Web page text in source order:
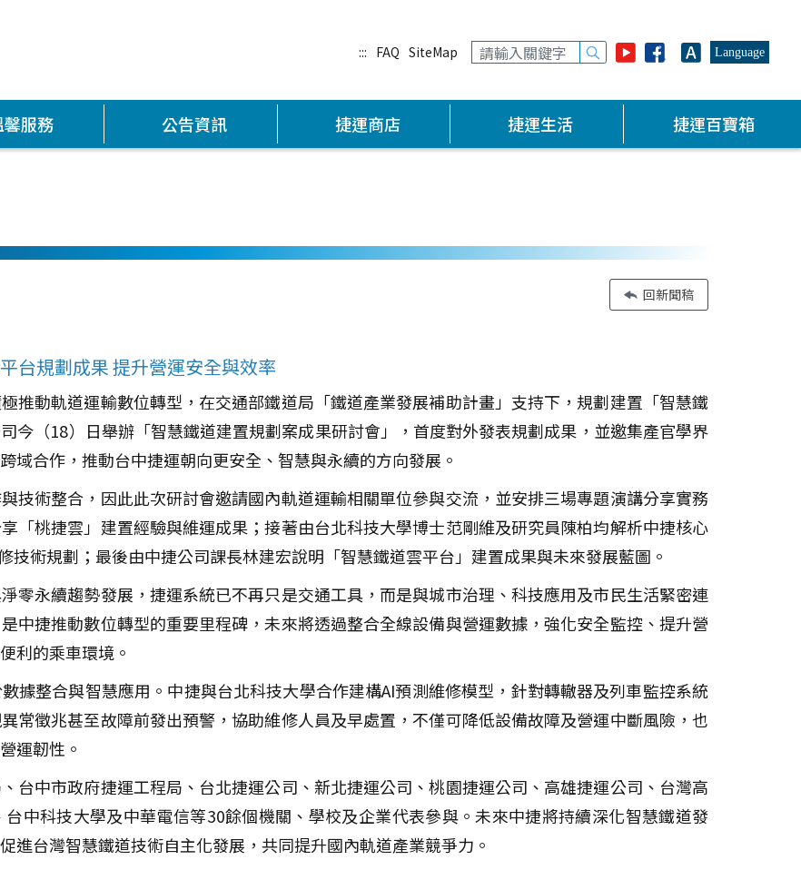
::: FAQ SiteMap Language
馨服務 公告資訊 捷運商店 捷運生活 捷運百寶箱
回新聞稿
台規劃成果 提升營運安全與效率
推動軌道運輸數位轉型，在交通部鐵道局「鐵道產業發展補助計畫」支持下，規劃建置「智慧鐵
今（18）日舉辦「智慧鐵道建置規劃案成果研討會」，首度對外發表規劃成果，並邀集產官學界
域合作，推動台中捷運朝向更安全、智慧與永續的方向發展。
技術整合，因此此次研討會邀請國內軌道運輸相關單位參與交流，並安排三場專題演講分享實務
「桃捷雲」建置經驗與維運成果；接著由台北科技大學博士范剛維及研究員陳柏均解析中捷核心
技術規劃；最後由中捷公司課長林建宏說明「智慧鐵道雲平台」建置成果與未來發展藍圖。
零永續趨勢發展，捷運系統已不再只是交通工具，而是與城市治理、科技應用及市民生活緊密連
中捷推動數位轉型的重要里程碑，未來將透過整合全線設備與營運數據，強化安全監控、提升營
利的乘車環境。
據整合與智慧應用。中捷與台北科技大學合作建構AI預測維修模型，針對轉轍器及列車監控系統
常徵兆甚至故障前發出預警，協助維修人員及早處置，不僅可降低設備故障及營運中斷風險，也
運韌性。
台中市政府捷運工程局、台北捷運公司、新北捷運公司、桃園捷運公司、高雄捷運公司、台灣高
中科技大學及中華電信等30餘個機關、學校及企業代表參與。未來中捷將持續深化智慧鐵道發
進台灣智慧鐵道技術自主化發展，共同提升國內軌道產業競爭力。